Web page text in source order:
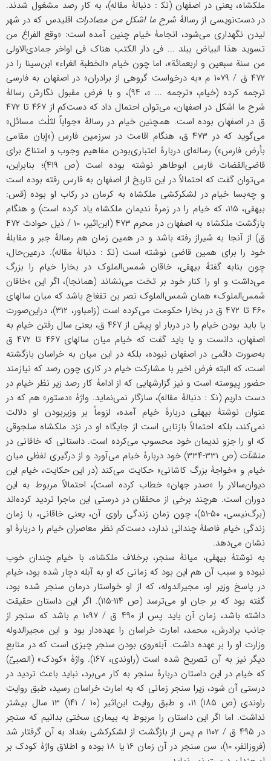
ملکشاه، یعنی در اصفهان (نک‍ : دنبالۀ مقاله)، به کار رصد مشغول شدند.
در دست‌نویسی از رسالۀ شرح ما اشکل من مصادرات اقلیدس که در شهر
لیدن نگهداری می‌شود، انجامۀ خیام چنین آمده است: «وقع الفراغ من
تسوید هذا البیاض ببلد ... فی دار الکتب هناک فی اواخر جمادی‌الاولى
من سنة سبعین و اربعمائة»، اما چون خیام «الخطبة الغراء» ابن‌سینا را در
۴۷۲ ق / ۱۰۷۹ م «به درخواست گروهی از برادران» در اصفهان به فارسی
ترجمه کرده (خیام، «ترجمه ... »، ۹۴)، و با فرض مقبول نگارش رسالۀ
شرح ما اشکل در اصفهان، می‌توان احتمال داد که دست‌کم از ۴۶۷ تا ۴۷۲
ق در اصفهان بوده است. همچنین خیام در رسالۀ «جواباً لثلٰث مسائل»
می‌گوید که در ۴۷۳ ق، هنگام اقامت در سرزمین فارس («إبان مقامی
بأرض فارس») رساله‌ای دربارۀ اعتباری‌بودن مفاهیم وجوب و امتناع برای
قاضی‌القضات فارس ابوطاهر نوشته بوده است (ص ۴۱۹)؛ بنابر‌این،
می‌توان گفت که احتمالاً در این تاریخ از اصفهان به فارس رفته بوده است
و چه‌بسا خیام در لشکرکشی ملکشاه به کرمان در رکاب او بوده (قس:
بیهقی، ۱۱۵، که خیام را در زمرۀ ندیمان ملکشاه یاد کرده است) و هنگام
بازگشت ملکشاه به اصفهان در محرم ۴۷۳ (ابن‌اثیر، ۱۰ / ذیل حوادث ۴۷۲
ق) از آنجا به شیراز رفته باشد و در همین زمان هم رسالۀ جبر و مقابلۀ
خود را برای همین قاضی نوشته است (نک‍ : دنبالۀ مقاله). درعین‌حال،
چون بنابه گفتۀ بیهقی، خاقان شمس‌الملوک در بخارا خیام را بزرگ
می‌داشت و او را کنار خود بر تخت می‌نشاند (همانجا)، اگر این «خاقان
شمس‌الملوک» همان شمس‌الملوک نصر بن تفغاج باشد که میان سالهای
۴۶۰ تا ۴۷۲ ق در بخارا حکومت می‌کرده است (زامباور، ۳۱۲)، دراین‌صورت
یا باید بودن خیام را در دربار او پیش از ۴۶۷ ق، یعنی سال رفتن خیام به
اصفهان، دانست و یا باید گفت که خیام میان سالهای ۴۶۷ تا ۴۷۲ ق
به‌صورت دائمی در اصفهان نبوده، بلکه در این میان به خراسان بازگشته
است، که البته فرض اخیر با مشارکت خیام در کاری چون رصد که نیازمند
حضور پیوسته است و نیز گزارشهایی که از ادامۀ کار رصد زیر نظر خیام در
دست داریم (نک‍ : دنبالۀ مقاله)، سازگار نمی‌نماید. واژۀ «دستور» هم که در
عنوان نوشتۀ بیهقی دربارۀ خیام آمده، لزوماً بر وزیربودن او دلالت
نمی‌کند، بلکه احتمالاً بازتابی است از جایگاه او در نزد ملکشاه سلجوقی
که او را جزو ندیمان خود محسوب می‌کرده است. داستانی که خاقانی در
منشآت
(ص ۳۳۱-۳۳۴) خود دربارۀ خیام می‌آورد و از درگیری لفظی میان
خیام و «خواجۀ بزرگ کاشانی» حکایت می‌کند (در این حکایت، خیام این
دیوان‌سالار را «صدر جهان» خطاب کرده است)، احتمالاً مربوط به این
دوران است. هرچند برخی از محققان در درستی این ماجرا تردید کرده‌اند
(برگ‌نیسی، ۵۰-۵۱)، چون زمان زندگی راوی آن، یعنی خاقانی، با زمان
زندگی خیام فاصلۀ چندانی ندارد، دست‌کم نظر معاصران خیام را دربارۀ او
نشان می‌دهد.
به نوشتۀ بیهقی، میانۀ سنجر، برخلاف ملکشاه، با خیام چندان خوب
نبوده و سبب آن هم این بود که زمانی که او به آبله دچار شده بود، خیام
در پاسخ وزیر او، مجیرالدوله، که از او خواستار درمان سنجر شده بود،
گفته بود که بر جان او می‌ترسد (ص ۱۱۴-۱۱۵). اگر این داستان حقیقت
داشته باشد، زمان آن باید پس از ۴۹۰ ق / ۱۰۹۷ م باشد که سنجر از
جانب برادرش، محمد، امارت خراسان را عهده‌دار بود و این مجیرالدوله
وزارت او را بر عهده داشت. آبله‌روی بودن سنجر چیزی است که در منابع
دیگر نیز به آن تصریح شده است (راوندی، ۱۶۷). واژۀ «کودک» (الصبیّ)
که خیام در این داستان دربارۀ سنجر به کار می‌برد، نباید باعث تردید در
درستی آن شود، زیرا سنجر زمانی که به امارت خراسان رسید، طبق روایت
راوندی (ص ۱۸۵) ۱۱، و طبق روایت ابن‌اثیر (۱۰ / ۱۴۱) ۱۳ سال بیشتر
نداشت. اما اگر این داستان را مربوط به بیماری سختی بدانیم که سنجر
در ۴۹۵ ق / ۱۱۰۲ م پس از بازگشت از لشکرکشی بغداد به آن گرفتار شد
(فروزانفر، ۱۰)، سن سنجر در آن زمان ۱۶ یا ۱۸ بوده و اطلاق واژۀ کودک بر